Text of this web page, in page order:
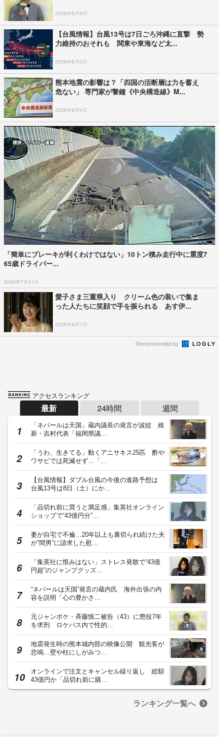
2026年8月5日
【台風情報】台風13号は7日ごろ沖縄に直撃 勢
力維持のおそれも 関東や東海など太...
2026年8月3日
熊本地震の影響は？「四国の活断層は力を蓄え
危ない」 専門家が警鐘《中央構造線》M...
2026年8月4日
「簡単にブレーキが利くわけではない」10トン積み走行中に震度7
65歳ドライバー...
2026年7月31日
愛子さま三重県入り クリーム色の装いで集ま
った人たちに笑顔で手を振られる あす伊...
2026年8月1日
Recommended by
アクセスランキング
最新 24時間 週間
「ネパールは天国」蔵内議長の発言が波紋 維
新・吉村代表「福岡県議…
「うわ、生きてる」動くアニサキス25匹 酢や
ワサビでは死滅せず…「…
【台風情報】ダブル台風の今後の進路予想は
台風13号は8日（土）にか…
「品切れ前に買うと満足感」集英社オンライン
ショップで“43億円分”…
妻が自宅で不倫…20年以上も裏切られ続けた夫
が“間男”に請求した慰…
「集英社に恨みはない」ストレス発散で“43億
円超”のジャンプグッズ…
“ネパールは天国”発言の蔵内氏 海外出張の内
容を説明「心の豊かさ…
元ジャンポケ・斉藤慎二被告（43）に懲役7年
を求刑 ロケバス内で性的…
地震発生時の熊本城内部の映像公開 観光客が
悲鳴…壁や柱にしがみつ…
オンラインで注文とキャンセル繰り返し 総額
43億円か「品切れ前に購…
ランキング一覧へ